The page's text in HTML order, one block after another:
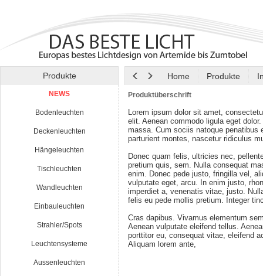
Produkte Home Produkte
NEWS
Bodenleuchten
Deckenleuchten
Hängeleuchten
Tischleuchten
Wandleuchten
Einbauleuchten
Strahler/Spots
Leuchtensysteme
Aussenleuchten
Produktüberschrift
Lorem ipsum dolor sit amet,
elit. Aenean commodo ligula eget dolor.
massa. Cum sociis natoque penatibus
parturient montes, nascetur ridiculus
Donec quam felis, ultricies nec,
pretium quis, sem. Nulla consequat
enim. Donec pede justo, fringilla vel,
vulputate eget, arcu. In enim justo,
imperdiet a, venenatis vitae, justo.
felis eu pede mollis pretium. Integer
Cras dapibus. Vivamus elementum
Aenean vulputate eleifend tellus.
porttitor eu, consequat vitae, eleifend
Aliquam lorem ante,